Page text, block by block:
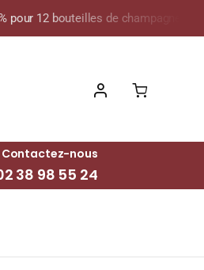
bouteilles de champagne de la
Contactez-nous
38 98 55 24